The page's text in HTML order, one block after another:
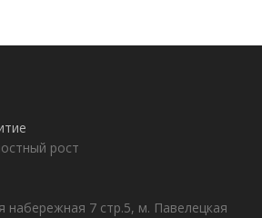
рост
7 стр.5, м. Павелецкая